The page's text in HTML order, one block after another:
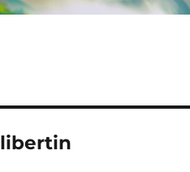
libertin